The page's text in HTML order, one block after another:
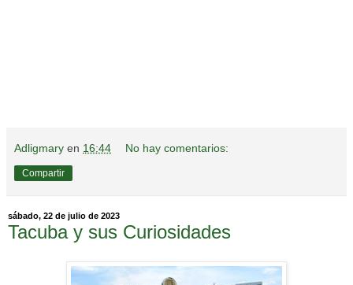
Adligmary en 16:44 No hay comentarios:
Compartir
sábado, 22 de julio de 2023
Tacuba y sus Curiosidades